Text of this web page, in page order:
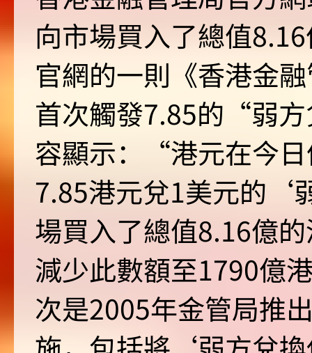
向市場買入了總值
官網的一則《香港金
首次觸發7.85的“弱
容顯示：“港元在今
7.85港元兌1美元的‘
場買入了總值8.16億
減少此數額至1790億
次是2005年金管局推